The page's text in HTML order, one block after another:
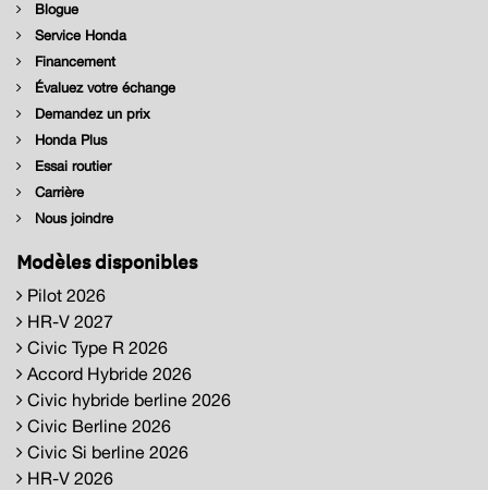
Blogue
Service Honda
Financement
Évaluez votre échange
Demandez un prix
Honda Plus
Essai routier
Carrière
Nous joindre
Modèles disponibles
Pilot 2026
HR-V 2027
Civic Type R 2026
Accord Hybride 2026
Civic hybride berline 2026
Civic Berline 2026
Civic Si berline 2026
HR-V 2026